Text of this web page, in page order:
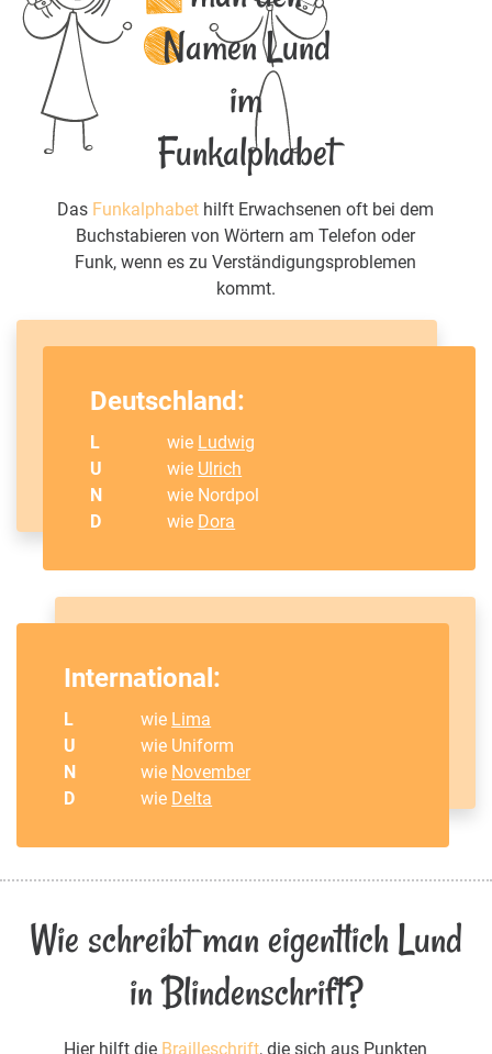
Namen Lund
im
Funkalphabet
Das Funkalphabet hilft Erwachsenen oft bei dem
Buchstabieren von Wörtern am Telefon oder
Funk, wenn es zu Verständigungsproblemen
kommt.
Deutschland:
L wie Ludwig
U
wie Ulrich
N
wie Nordpol
D
wie Dora
International:
L wie Lima
U
wie Uniform
N
wie November
D
wie Delta
Wie schreibt man eigentlich Lund
in Blindenschrift?
Hier hilft die Brailleschrift, die sich aus Punkten